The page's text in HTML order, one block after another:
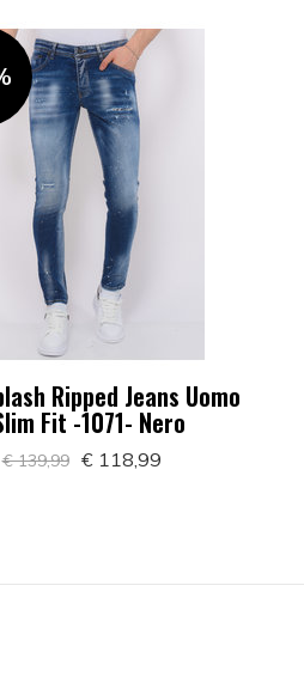
Ripped Jeans Uomo
Fit -1071- Nero
€ 139,99 € 118,99